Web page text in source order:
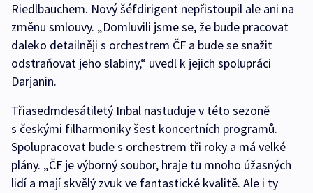
Riedlbauchem. Nový šéfdirigent nepřistoupil ale ani na
změnu smlouvy. „Domluvili jsme se, že bude pracovat
daleko detailněji s orchestrem ČF a bude se snažit
odstraňovat jeho slabiny,“ uvedl k jejich spolupráci
Darjanin.
Třiasedmdesátiletý Inbal nastuduje v této sezoně
s českými filharmoniky šest koncertních programů.
Spolupracovat bude s orchestrem tři roky a má velké
plány. „ČF je výborný soubor, hraje tu mnoho úžasných
lidí a mají skvělý zvuk ve fantastické kvalitě. Ale i ty